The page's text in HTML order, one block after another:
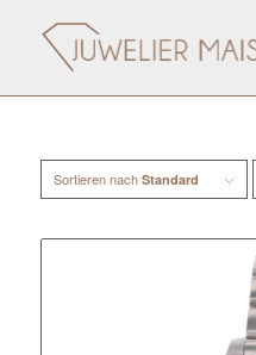
Sortieren nach Standard